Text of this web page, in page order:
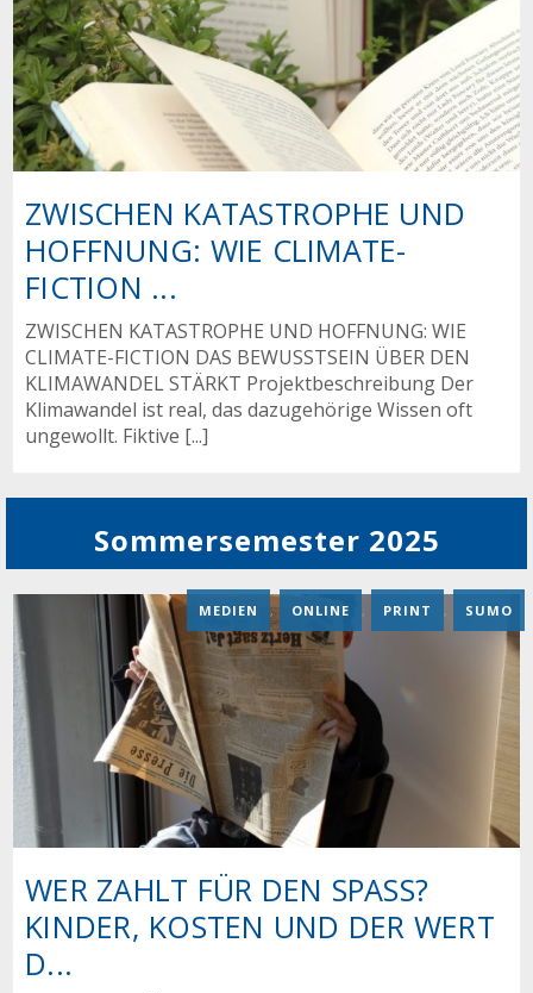
ZWISCHEN KATASTROPHE UND
HOFFNUNG: WIE CLIMATE-
FICTION ...
ZWISCHEN KATASTROPHE UND HOFFNUNG: WIE
CLIMATE-FICTION DAS BEWUSSTSEIN ÜBER DEN
KLIMAWANDEL STÄRKT Projektbeschreibung Der
Klimawandel ist real, das dazugehörige Wissen oft
ungewollt. Fiktive [...]
Sommersemester 2025
WER ZAHLT FÜR DEN SPASS?
KINDER, KOSTEN UND DER WERT
D...
MEDIEN , ONLINE , PRINT , SUMO